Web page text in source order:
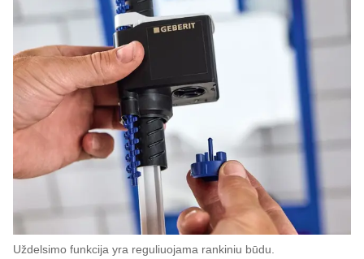
Uždelsimo funkcija yra reguliuojama rankiniu būdu.